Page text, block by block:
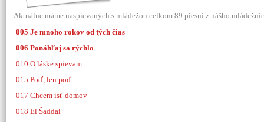
Aktuálne máme naspievaných s mládežou celkom 89 piesní z nášho
005 Je mnoho rokov od tých čias
006 Ponáhľaj sa rýchlo
010 O láske spievam
015 Poď, len poď
017 Chcem ísť domov
018 El Šaddai